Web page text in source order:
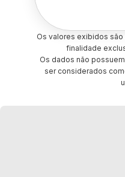
Os valores exibidos
finalidade
Os dados não
ser considerados